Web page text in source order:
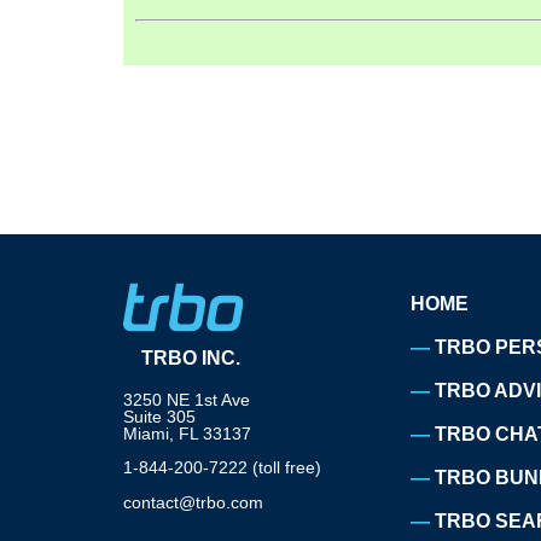
TRBO INC.
3250 NE 1st Ave
Suite 305
Miami, FL 33137
1-844-200-7222 (toll free)
contact@trbo.com
HOME
TRBO
TRBO
TRBO
TRBO
TRBO